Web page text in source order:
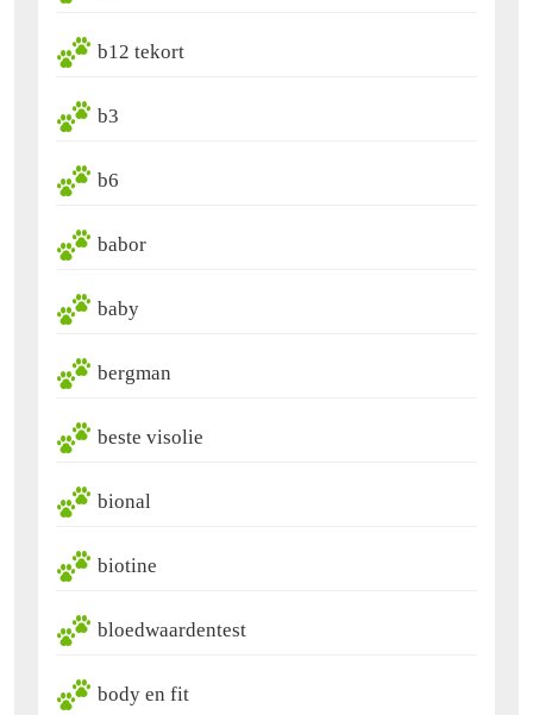
b12 tekort
b3
b6
babor
baby
bergman
beste visolie
bional
biotine
bloedwaardentest
body en fit